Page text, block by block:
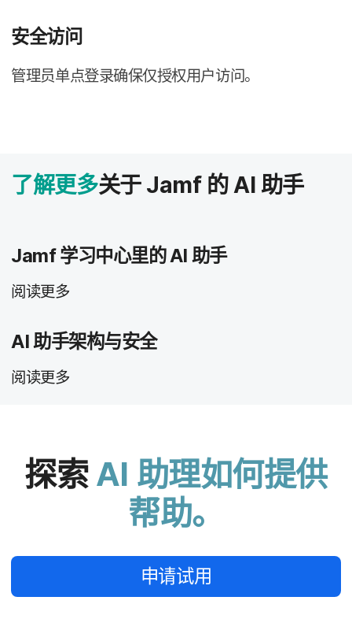
安全​访问
管理员​单点​登录确​保仅​授权​用户​访问。
了解​更​多关于Jamf 的AI 助​手
Jamf学习​中心​里​的AI 助​手
阅读​更​多
AI助​手​架构​与​安全
阅读​更​多
探索 AI 助理​如何​提供​
帮助。
申请​试用